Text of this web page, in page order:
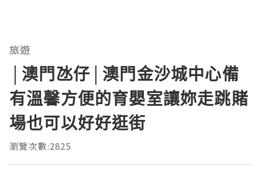
旅遊
│澳門氹仔│澳門金沙城中心備
有溫馨方便的育嬰室讓妳走跳賭
場也可以好好逛街
瀏覽次數:2825